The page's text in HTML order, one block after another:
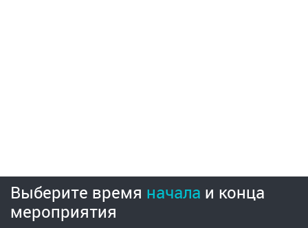
Выберите время начала и конца
мероприятия